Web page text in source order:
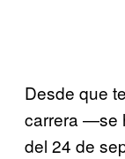
Desde que
carrera —se
del 24 de